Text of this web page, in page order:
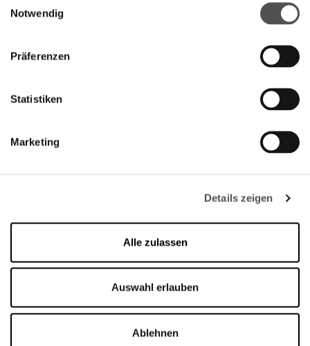
Notwendig
Präferenzen
Statistiken
Marketing
Details zeigen
Alle zulassen
Auswahl erlauben
Ablehnen
DESIGNER VILLAGE
Öffnungszeiten
Montag - Sonntag 10:00 - 20:00